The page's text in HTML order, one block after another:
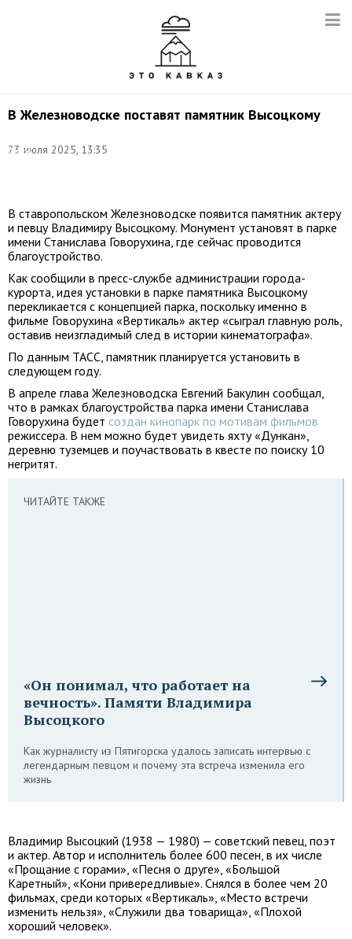
В Железноводске поставят памятник Высоцкому
23 июля 2025, 13:35
Фото:
В ставропольском Железноводске появится памятник актеру
и певцу Владимиру Высоцкому. Монумент установят в парке
имени Станислава Говорухина, где сейчас проводится
благоустройство.
Как сообщили в пресс-службе администрации города-
курорта, идея установки в парке памятника Высоцкому
перекликается с концепцией парка, поскольку именно в
фильме Говорухина «Вертикаль» актер «сыграл главную роль,
оставив неизгладимый след в истории кинематографа».
По данным ТАСС, памятник планируется установить в
следующем году.
В апреле глава Железноводска Евгений Бакулин сообщал,
что в рамках благоустройства парка имени Станислава
Говорухина будет создан кинопарк по мотивам фильмов
режиссера. В нем можно будет увидеть яхту «Дункан»,
деревню туземцев и поучаствовать в квесте по поиску 10
негритят.
ЧИТАЙТЕ ТАКЖЕ
«Он понимал, что работает на
вечность». Памяти Владимира
Высоцкого
Как журналисту из Пятигорска удалось записать интервью с
легендарным певцом и почему эта встреча изменила его
жизнь
Владимир Высоцкий (1938 — 1980) — советский певец, поэт
и актер. Автор и исполнитель более 600 песен, в их числе
«Прощание с горами», «Песня о друге», «Большой
Каретный», «Кони привередливые». Снялся в более чем 20
фильмах, среди которых «Вертикаль», «Место встречи
изменить нельзя», «Служили два товарища», «Плохой
хороший человек».